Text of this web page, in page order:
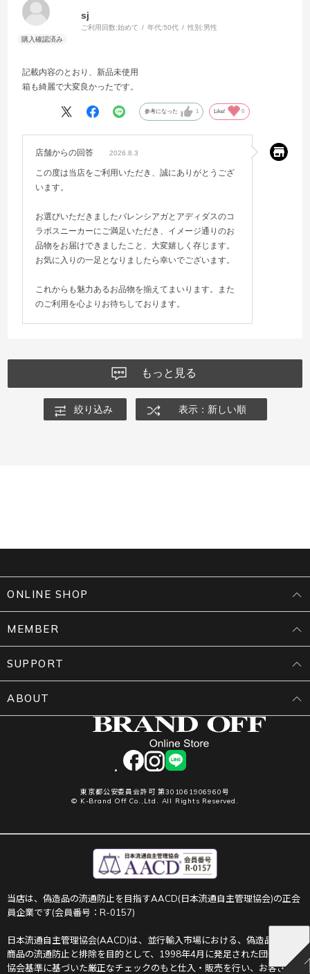
sj
ご利用回数:始めて 年代:50代 性別:男性
記載内容のとおり、新品未使用
箱も綺麗で大変良かったです。
参考になった 1 Like! 0
店舗からの回答 2026.8.3
この度は当店をご利用いただき、誠にありがとうござ
います。
お選びいただきましたバレンシアガとアディダスのコ
ラボスニーカーにご満足いただき、イメージ通りのお
品物をお届けできましたこと、大変嬉しく存じます。
お気に入りの一足となりましたら幸いでございます。
これからも魅力あるお品物を揃えてまいります。また
のご利用を心よりお待ちしております。
もっと見る
絞り込み 表示：新しい順
facebookinstagram
LINE
東京都公安委員会許可 第301061906960号
© K-Brand Off Co.,Ltd. All Rights Reserved.
ONLINE SHOP
MEMBER
SUPPORT
ABOUT
当店は、偽造品の流通防止を目指すAACD(日本流通自主管理協会)の正会
員企業です(会員番号：R-0157)
日本流通自主管理協会(AACD)は、並行輸入市場における、偽造品や不正
商品の流通防止と排除を目的として、1998年4月に発足された団体です。
協会基準に基づいた厳正なチェックのもと仕入・販売を行い、お客さま